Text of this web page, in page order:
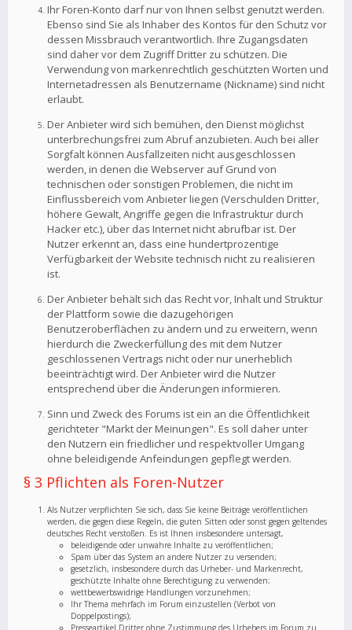
Ihr Foren-Konto darf nur von Ihnen selbst genutzt werden.
Ebenso sind Sie als Inhaber des Kontos für den Schutz vor
dessen Missbrauch verantwortlich. Ihre Zugangsdaten
sind daher vor dem Zugriff Dritter zu schützen. Die
Verwendung von markenrechtlich geschützten Worten und
Internetadressen als Benutzername (Nickname) sind nicht
erlaubt.
Der Anbieter wird sich bemühen, den Dienst möglichst
unterbrechungsfrei zum Abruf anzubieten. Auch bei aller
Sorgfalt können Ausfallzeiten nicht ausgeschlossen
werden, in denen die Webserver auf Grund von
technischen oder sonstigen Problemen, die nicht im
Einflussbereich vom Anbieter liegen (Verschulden Dritter,
höhere Gewalt, Angriffe gegen die Infrastruktur durch
Hacker etc.), über das Internet nicht abrufbar ist. Der
Nutzer erkennt an, dass eine hundertprozentige
Verfügbarkeit der Website technisch nicht zu realisieren
ist.
Der Anbieter behält sich das Recht vor, Inhalt und Struktur
der Plattform sowie die dazugehörigen
Benutzeroberflächen zu ändern und zu erweitern, wenn
hierdurch die Zweckerfüllung des mit dem Nutzer
geschlossenen Vertrags nicht oder nur unerheblich
beeinträchtigt wird. Der Anbieter wird die Nutzer
entsprechend über die Änderungen informieren.
Sinn und Zweck des Forums ist ein an die Öffentlichkeit
gerichteter "Markt der Meinungen". Es soll daher unter
den Nutzern ein friedlicher und respektvoller Umgang
ohne beleidigende Anfeindungen gepflegt werden.
§ 3 Pflichten als Foren-Nutzer
Als Nutzer verpflichten Sie sich, dass Sie keine Beiträge veröffentlichen
werden, die gegen diese Regeln, die guten Sitten oder sonst gegen geltendes
deutsches Recht verstoßen. Es ist Ihnen insbesondere untersagt,
beleidigende oder unwahre Inhalte zu veröffentlichen;
Spam über das System an andere Nutzer zu versenden;
gesetzlich, insbesondere durch das Urheber- und Markenrecht,
geschützte Inhalte ohne Berechtigung zu verwenden;
wettbewerbswidrige Handlungen vorzunehmen;
Ihr Thema mehrfach im Forum einzustellen (Verbot von
Doppelpostings);
Presseartikel Dritter ohne Zustimmung des Urhebers im Forum zu